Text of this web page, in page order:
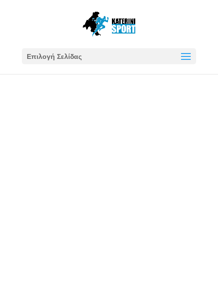
Επιλογή Σελίδας